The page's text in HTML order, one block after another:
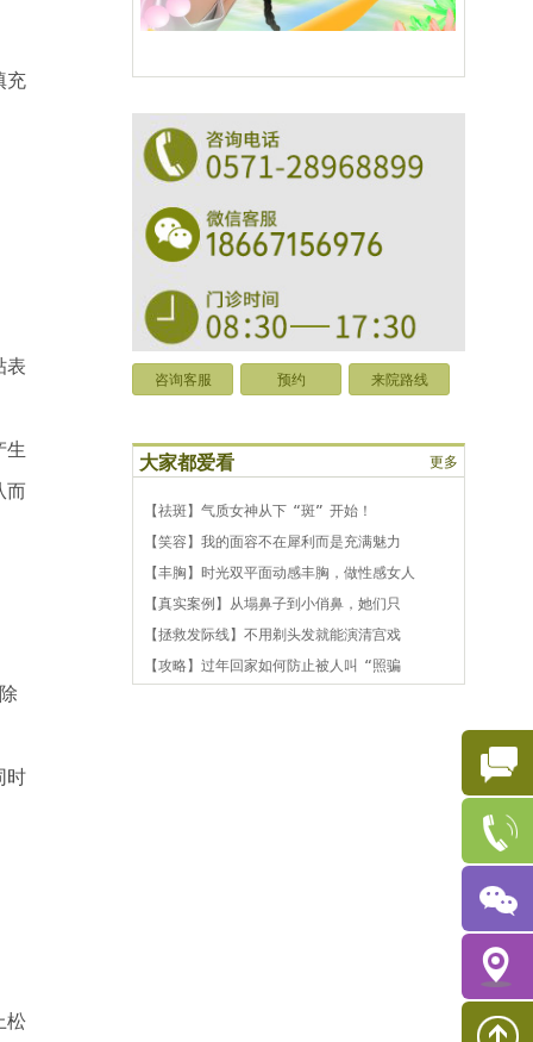
充
表
生
而
时
松
咨询客服 预约 来院路线
更多
大家都爱看
【祛斑】气质女神从下“斑”开始！
【笑容】我的面容不在犀利而是充满魅力
【丰胸】时光双平面动感丰胸，做性感女人
【真实案例】从塌鼻子到小俏鼻，她们只
【拯救发际线】不用剃头发就能演清宫戏
【攻略】过年回家如何防止被人叫“照骗